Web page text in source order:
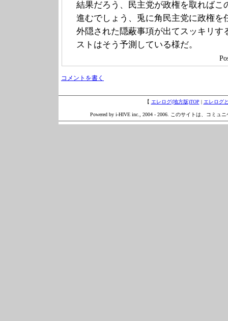
結果だろう、民主党が政権を取ればこ
進むでしょう、兎に角民主党に政権を
外隠された隠蔽事項が出てスッキリす
ストはそう予測している様だ。
コメントを書く
【 エレログ(地方版)TOP エレログ
Powered by i-HIVE inc., 2004 - 2006. このサイトは、コミュ